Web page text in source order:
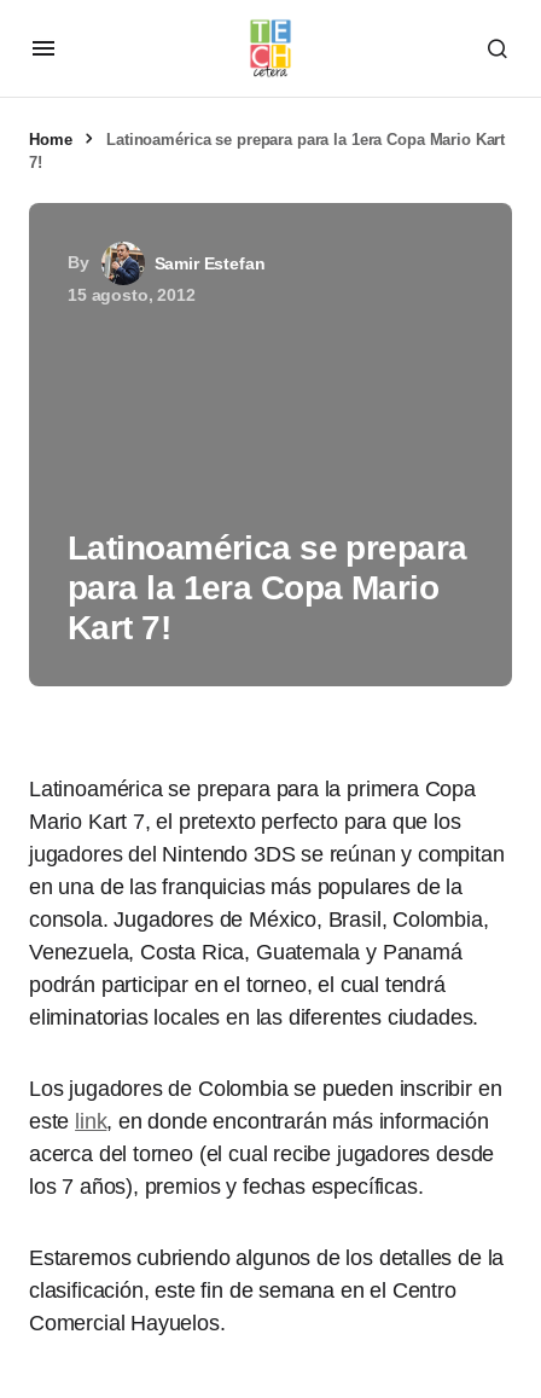
Home
Latinoamérica se prepara para la 1era Copa Mario Kart
7!
By
Samir Estefan
15 agosto, 2012
Latinoamérica se prepara
para la 1era Copa Mario
Kart 7!
Latinoamérica se prepara para la primera Copa
Mario Kart 7, el pretexto perfecto para que los
jugadores del Nintendo 3DS se reúnan y compitan
en una de las franquicias más populares de la
consola. Jugadores de México, Brasil, Colombia,
Venezuela, Costa Rica, Guatemala y Panamá
podrán participar en el torneo, el cual tendrá
eliminatorias locales en las diferentes ciudades.
Los jugadores de Colombia se pueden inscribir en
este link, en donde encontrarán más información
acerca del torneo (el cual recibe jugadores desde
los 7 años), premios y fechas específicas.
Estaremos cubriendo algunos de los detalles de la
clasificación, este fin de semana en el Centro
Comercial Hayuelos.